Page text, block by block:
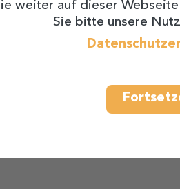
weiter auf dieser
Sie bitte unsere